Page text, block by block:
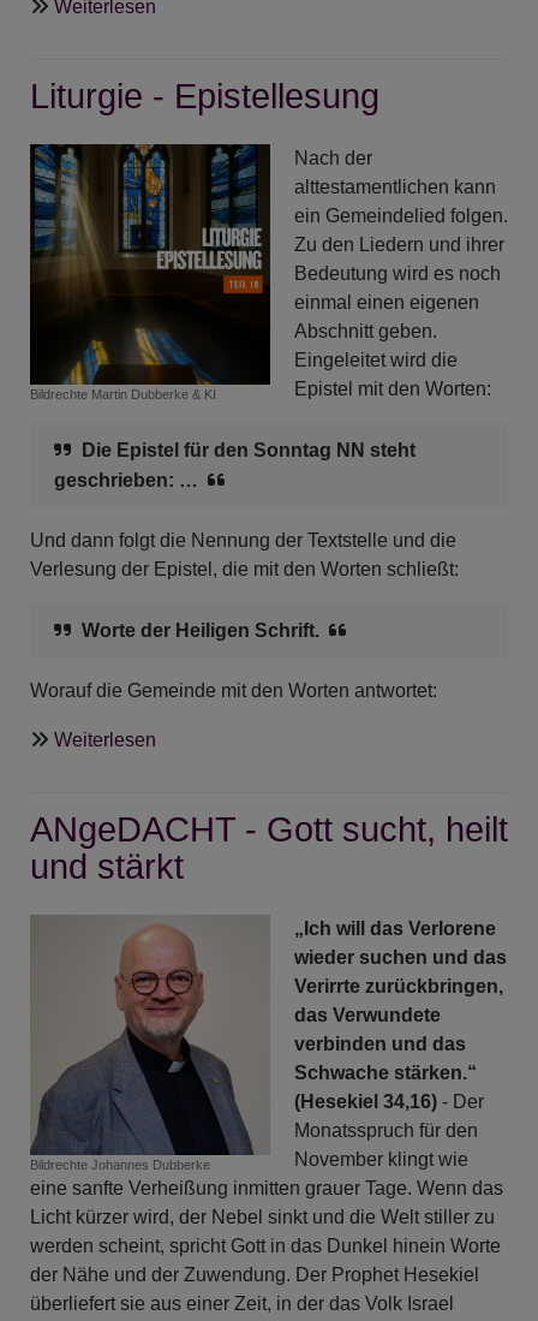
Weiterlesen
Alles
seine
Zeit
Liturgie - Epistellesung
Bildrechte Martin Dubberke & KI
Nach der
alttestamentlichen kann
ein Gemeindelied folgen.
Zu den Liedern und ihrer
Bedeutung wird es noch
einmal einen eigenen
Abschnitt geben.
Eingeleitet wird die
Epistel mit den Worten:
Die Epistel für den Sonntag NN steht
geschrieben: …
Und dann folgt die Nennung der Textstelle und die
Verlesung der Epistel, die mit den Worten schließt:
Worte der Heiligen Schrift.
Worauf die Gemeinde mit den Worten antwortet:
Weiterlesen
Epistellesung
ANgeDACHT - Gott sucht, heilt
und stärkt
Bildrechte Johannes Dubberke
„Ich will das Verlorene
wieder suchen und das
Verirrte zurückbringen,
das Verwundete
verbinden und das
Schwache stärken.“
(Hesekiel 34,16) - Der
Monatsspruch für den
November klingt wie
eine sanfte Verheißung inmitten grauer Tage. Wenn das
Licht kürzer wird, der Nebel sinkt und die Welt stiller zu
werden scheint, spricht Gott in das Dunkel hinein Worte
der Nähe und der Zuwendung. Der Prophet Hesekiel
überliefert sie aus einer Zeit, in der das Volk Israel